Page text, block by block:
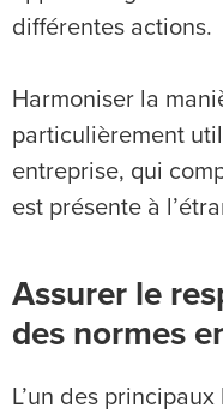
différentes actions.
Harmoniser la
particulièrement
entreprise, qui
est présente à
Assurer le
des normes
L’un des